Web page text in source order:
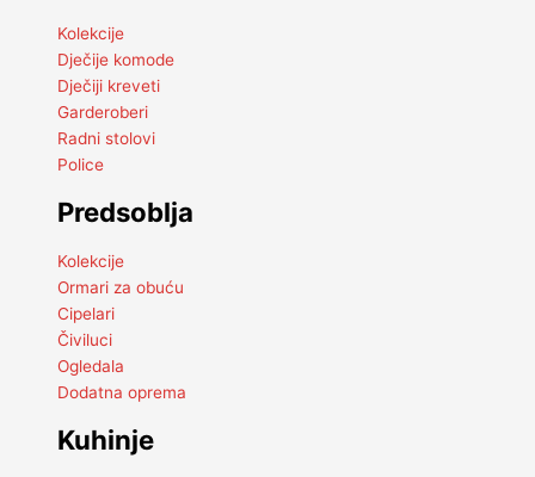
Kolekcije
Dječije komode
Dječiji kreveti
Garderoberi
Radni stolovi
Police
Predsoblja
Kolekcije
Ormari za obuću
Cipelari
Čiviluci
Ogledala
Dodatna oprema
Kuhinje